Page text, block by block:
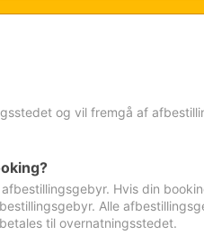
og vil fremgå af
Hvis din
Alle
til overnatningsstedet.